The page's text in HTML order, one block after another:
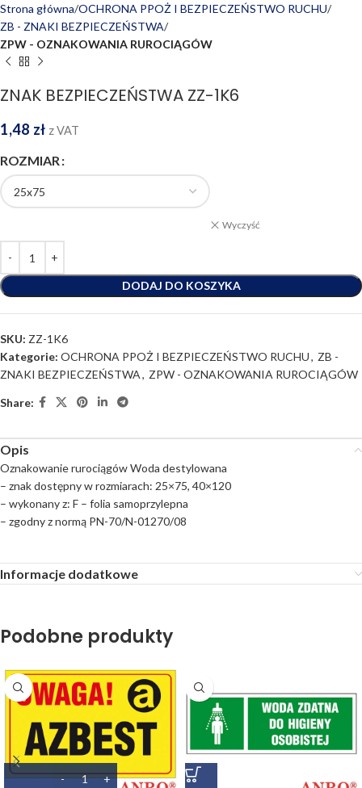
Strona główna OCHRONA PPOŻ I BEZPIECZEŃSTWO RUCHU
ZB - ZNAKI BEZPIECZEŃSTWA
ZPW - OZNAKOWANIA RUROCIĄGÓW
ZNAK BEZPIECZEŃSTWA ZZ-1K6
1,48 zł z VAT
ROZMIAR
Wyczyść
DODAJ DO KOSZYKA
SKU: ZZ-1K6
Kategorie: OCHRONA PPOŻ I BEZPIECZEŃSTWO RUCHU, ZB -
ZNAKI BEZPIECZEŃSTWA, ZPW - OZNAKOWANIA RUROCIĄGÓW
Share:
Opis
Oznakowanie rurociągów Woda destylowana
– znak dostępny w rozmiarach: 25×75, 40×120
– wykonany z: F – folia samoprzylepna
– zgodny z normą PN-70/N-01270/08
Informacje dodatkowe
Podobne produkty